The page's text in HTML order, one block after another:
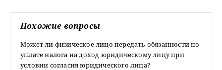
Похожие вопросы
Может ли физическое лицо передать обязанности по
уплате налога на доход юридическому лицу при
условии согласия юридического лица?